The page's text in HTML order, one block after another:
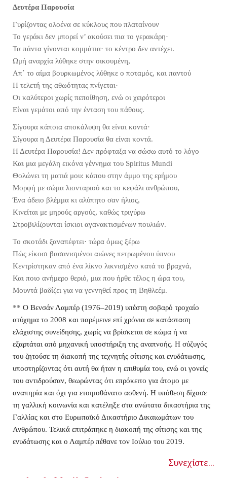
Δευτέρα Παρουσία
Γυρίζοντας ολοένα σε κύκλους που πλαταίνουν
Το γεράκι δεν μπορεί ν’ ακούσει πια το γερακάρη·
Τα πάντα γίνονται κομμάτια· το κέντρο δεν αντέχει.
Ωμή αναρχία λύθηκε στην οικουμένη,
Απ΄ το αίμα βουρκωμένος λύθηκε ο ποταμός, και παντού
Η τελετή της αθωότητας πνίγεται·
Οι καλύτεροι χωρίς πεποίθηση, ενώ οι χειρότεροι
Είναι γεμάτοι από την ένταση του πάθους.
Σίγουρα κάποια αποκάλυψη θα είναι κοντά·
Σίγουρα η Δευτέρα Παρουσία θα είναι κοντά.
Η Δευτέρα Παρουσία! Δεν πρόφταξα να σώσω αυτό το λόγο
Και μια μεγάλη εικόνα γέννημα του Spiritus Mundi
Θολώνει τη ματιά μου: κάπου στην άμμο της ερήμου
Μορφή με σώμα λιονταριού και το κεφάλι ανθρώπου,
Ένα άδειο βλέμμα κι αλύπητο σαν ήλιος,
Κινείται με μηρούς αργούς, καθώς τριγύρω
Στροβιλίζουνται ίσκιοι αγανακτισμένων πουλιών.
Το σκοτάδι ξαναπέφτει· τώρα όμως ξέρω
Πώς είκοσι βασανισμένοι αιώνες πετρωμένου ύπνου
Κεντρίστηκαν από ένα λίκνο λικνισμένο κατά το βραχνά,
Και ποιο ανήμερο θεριό, μια που ήρθε τέλος η ώρα του,
Μουντά βαδίζει για να γεννηθεί προς τη Βηθλεέμ.
** Ο Βενσάν Λαμπέρ (1976–2019) υπέστη σοβαρό τροχαίο
ατύχημα το 2008 και παρέμεινε επί χρόνια σε κατάσταση
ελάχιστης συνείδησης, χωρίς να βρίσκεται σε κώμα ή να
εξαρτάται από μηχανική υποστήριξη της αναπνοής. Η σύζυγός
του ζητούσε τη διακοπή της τεχνητής σίτισης και ενυδάτωσης,
υποστηρίζοντας ότι αυτή θα ήταν η επιθυμία του, ενώ οι γονείς
του αντιδρούσαν, θεωρώντας ότι επρόκειτο για άτομο με
αναπηρία και όχι για ετοιμοθάνατο ασθενή. Η υπόθεση δίχασε
τη γαλλική κοινωνία και κατέληξε στα ανώτατα δικαστήρια της
Γαλλίας και στο Ευρωπαϊκό Δικαστήριο Δικαιωμάτων του
Ανθρώπου. Τελικά επιτράπηκε η διακοπή της σίτισης και της
ενυδάτωσης και ο Λαμπέρ πέθανε τον Ιούλιο του 2019.
Συνεχίστε...